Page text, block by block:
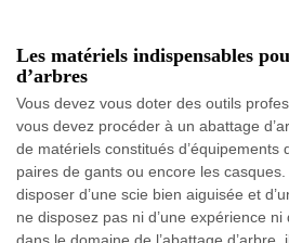
Les matériels indispensables
d’arbres
Vous devez vous doter des outils
vous devez procéder à un abattage
de matériels constitués d’équipements
paires de gants ou encore les
disposer d’une scie bien aiguisée et
ne disposez pas ni d’une expérience